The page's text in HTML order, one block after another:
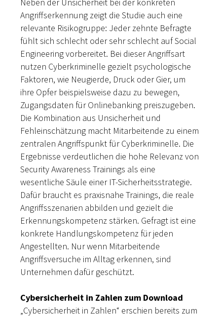
Angriffserkennung zeigt die Studie auch eine
relevante Risikogruppe: Jeder zehnte Befragte
fühlt sich schlecht oder sehr schlecht auf Social
Engineering vorbereitet. Bei dieser Angriffsart
nutzen Cyberkriminelle gezielt psychologische
Faktoren, wie Neugierde, Druck oder Gier, um
ihre Opfer beispielsweise dazu zu bewegen,
Zugangsdaten für Onlinebanking preiszugeben.
Die Kombination aus Unsicherheit und
Fehleinschätzung macht Mitarbeitende zu einem
zentralen Angriffspunkt für Cyberkriminelle. Die
Ergebnisse verdeutlichen die hohe Relevanz von
Security Awareness Trainings als eine
wesentliche Säule einer IT-Sicherheitsstrategie.
Dafür braucht es praxisnahe Trainings, die reale
Angriffsszenarien abbilden und gezielt die
Erkennungskompetenz stärken. Gefragt ist eine
konkrete Handlungskompetenz für jeden
Angestellten. Nur wenn Mitarbeitende
Angriffsversuche im Alltag erkennen, sind
Unternehmen dafür geschützt.
Cybersicherheit in Zahlen zum Download
„Cybersicherheit in Zahlen“ erschien bereits zum